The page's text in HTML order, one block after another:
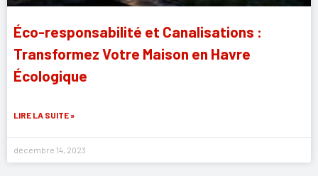
Éco-responsabilité et Canalisations :
Transformez Votre Maison en Havre
Écologique
LIRE LA SUITE »
décembre 14, 2023